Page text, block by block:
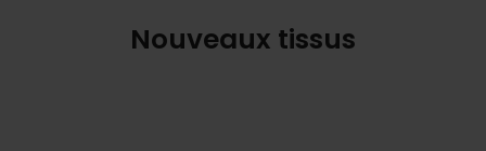
Nouveaux tissus